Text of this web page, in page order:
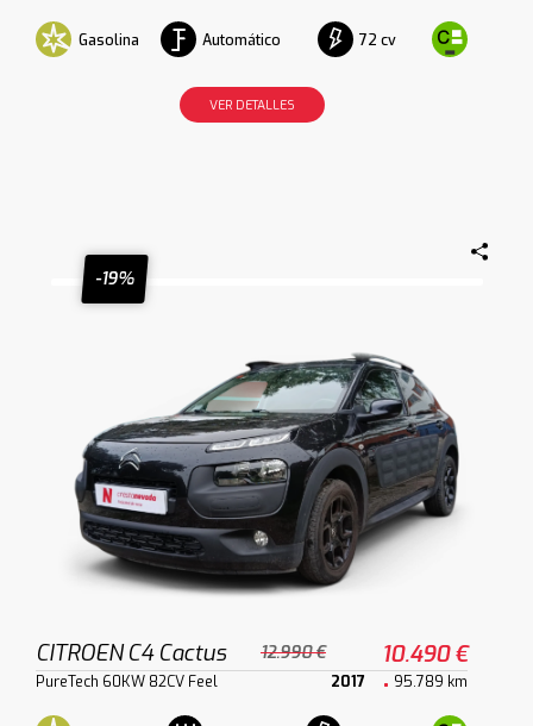
Gasolina Automático 72 cv
VER DETALLES
-19%
CITROEN C4 Cactus 12.990 € 10.490 €
PureTech 60KW 82CV Feel 2017 95.789 km